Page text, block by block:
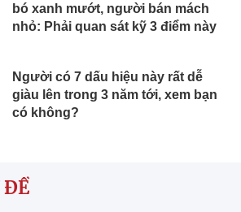
bó xanh mướt, người bán mách
nhỏ: Phải quan sát kỹ 3 điểm này
Người có 7 dấu hiệu này rất dễ
giàu lên trong 3 năm tới, xem bạn
có không?
ĐỀ